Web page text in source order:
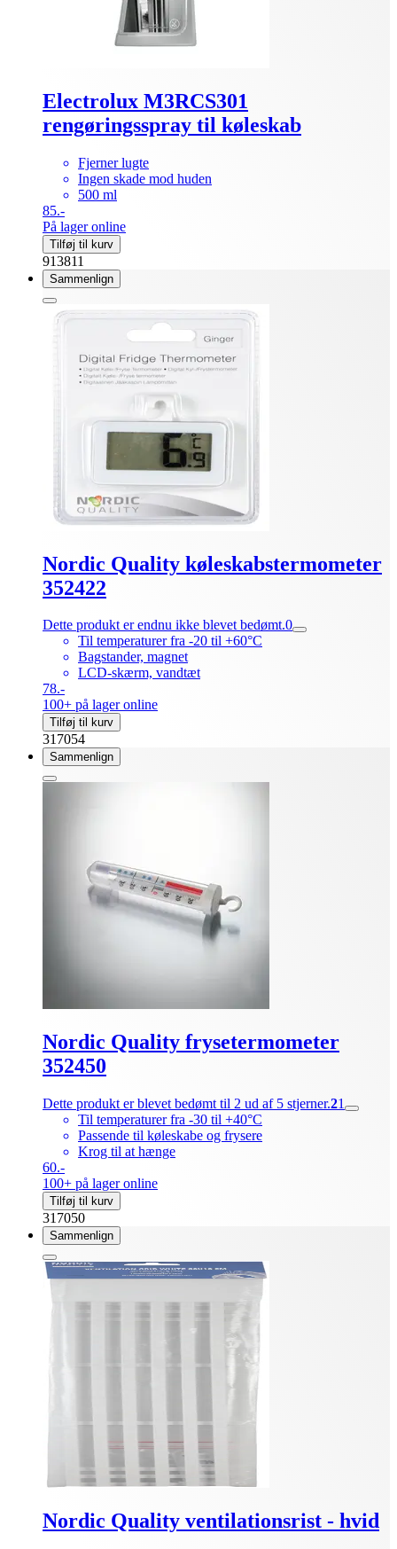
Electrolux M3RCS301
rengøringsspray til køleskab
Fjerner lugte
Ingen skade mod huden
500 ml
85.-
På lager online
Tilføj til kurv
913811
Sammenlign
Nordic Quality køleskabstermometer
352422
Dette produkt er endnu ikke blevet bedømt.0
Til temperaturer fra -20 til +60°C
Bagstander, magnet
LCD-skærm, vandtæt
78.-
100+ på lager online
Tilføj til kurv
317054
Sammenlign
Nordic Quality frysetermometer
352450
Dette produkt er blevet bedømt til 2 ud af 5 stjerner.21
Til temperaturer fra -30 til +40°C
Passende til køleskabe og frysere
Krog til at hænge
60.-
100+ på lager online
Tilføj til kurv
317050
Sammenlign
Nordic Quality ventilationsrist - hvid